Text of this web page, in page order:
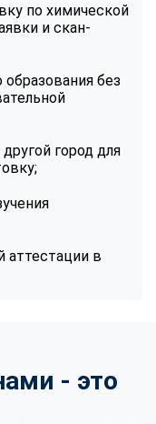
по химической
и скан-
образования без
город для
аттестации в
- это